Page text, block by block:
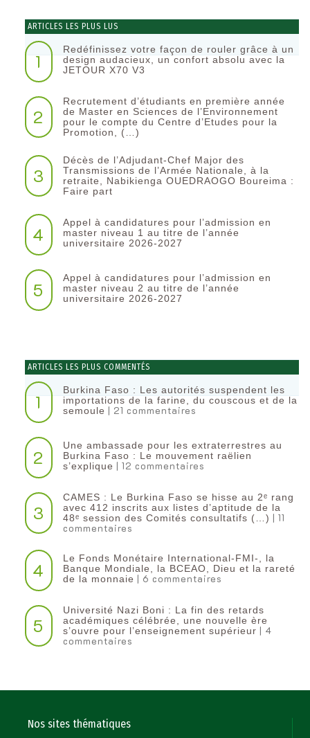
ARTICLES LES PLUS LUS
1
Redéfinissez votre façon de rouler grâce à un
design audacieux, un confort absolu avec la
JETOUR X70 V3
2
Recrutement d’étudiants en première année
de Master en Sciences de l’Environnement
pour le compte du Centre d’Etudes pour la
Promotion, (…)
3
Décès de l’Adjudant-Chef Major des
Transmissions de l’Armée Nationale, à la
retraite, Nabikienga OUEDRAOGO Boureima :
Faire part
4
Appel à candidatures pour l’admission en
master niveau 1 au titre de l’année
universitaire 2026-2027
5
Appel à candidatures pour l’admission en
master niveau 2 au titre de l’année
universitaire 2026-2027
ARTICLES LES PLUS COMMENTÉS
1
Burkina Faso : Les autorités suspendent les
importations de la farine, du couscous et de la
semoule | 21 commentaires
2
Une ambassade pour les extraterrestres au
Burkina Faso : Le mouvement raëlien
s’explique | 12 commentaires
3
CAMES : Le Burkina Faso se hisse au 2ᵉ rang
avec 412 inscrits aux listes d’aptitude de la
48ᵉ session des Comités consultatifs (…) | 11
commentaires
4
Le Fonds Monétaire International-FMI-, la
Banque Mondiale, la BCEAO, Dieu et la rareté
de la monnaie | 6 commentaires
5
Université Nazi Boni : La fin des retards
académiques célébrée, une nouvelle ère
s’ouvre pour l’enseignement supérieur | 4
commentaires
Nos sites thématiques